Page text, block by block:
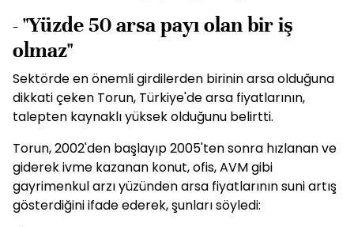
- "Yüzde 50 arsa payı olan bir iş
olmaz"
Sektörde en önemli girdilerden birinin arsa olduğuna
dikkati çeken Torun, Türkiye'de arsa fiyatlarının,
talepten kaynaklı yüksek olduğunu belirtti.
Torun, 2002'den başlayıp 2005'ten sonra hızlanan ve
giderek ivme kazanan konut, ofis, AVM gibi
gayrimenkul arzı yüzünden arsa fiyatlarının suni artış
gösterdiğini ifade ederek, şunları söyledi: